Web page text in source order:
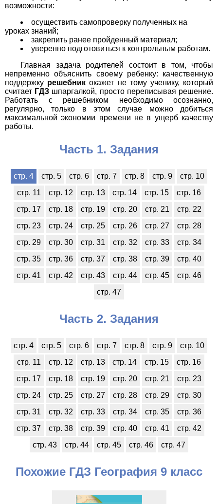
возможности:
осуществить самопроверку полученных на
уроках знаний;
закрепить ранее пройденный материал;
уверенно подготовиться к контрольным работам.
Главная задача родителей состоит в том, чтобы
непременно объяснить своему ребенку: качественную
поддержку решебник окажет не тому ученику, который
считает ГДЗ шпаргалкой, просто переписывая решение.
Работать с решебником необходимо осознанно,
регулярно, только в этом случае можно добиться
максимальной экономии времени не в ущерб качеству
работы.
Часть 1. Задания
стр. 4 стр. 5 стр. 6 стр. 7 стр. 8 стр. 9
стр. 10
стр. 11
стр. 12 стр. 13 стр. 14 стр. 15
стр. 16
стр. 17
стр. 18 стр. 19 стр. 20 стр. 21
стр. 22
стр. 23
стр. 24 стр. 25 стр. 26 стр. 27
стр. 28
стр. 29
стр. 30 стр. 31 стр. 32 стр. 33
стр. 34
стр. 35
стр. 36 стр. 37 стр. 38 стр. 39
стр. 40
стр. 41
стр. 42 стр. 43 стр. 44 стр. 45
стр. 46
стр. 47
Часть 2. Задания
стр. 4 стр. 5 стр. 6 стр. 7 стр. 8 стр. 9
стр. 10
стр. 11
стр. 12 стр. 13 стр. 14 стр. 15
стр. 16
стр. 17
стр. 18 стр. 19 стр. 20 стр. 21
стр. 23
стр. 24
стр. 25 стр. 27 стр. 28 стр. 29
стр. 30
стр. 31
стр. 32 стр. 33 стр. 34 стр. 35
стр. 36
стр. 37
стр. 38 стр. 39 стр. 40 стр. 41
стр. 42
стр. 43
стр. 44 стр. 45 стр. 46 стр. 47
Похожие ГДЗ География 9 класс